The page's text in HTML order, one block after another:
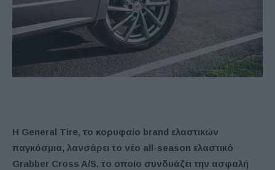
Η General Tire, το κορυφαίο brand ελαστικών
παγκόσμια, λανσάρει το νέο all-season ελαστικό
Grabber Cross A/S, το οποίο συνδυάζει την ασφαλή